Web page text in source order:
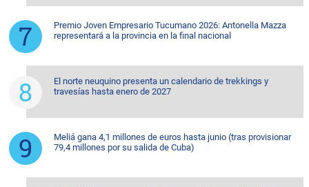
Premio Joven Empresario Tucumano 2026: Antonella Mazza
representará a la provincia en la final nacional
El norte neuquino presenta un calendario de trekkings y
travesías hasta enero de 2027
Meliá gana 4,1 millones de euros hasta junio (tras provisionar
79,4 millones por su salida de Cuba)